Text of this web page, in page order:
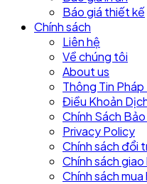
Báo giá thiết kế
Chính sách
Liên hệ
Về chúng tôi
About us
Thông Tin Pháp
Điều Khoản
Chính Sách
Privacy Policy
Chính sách đổi
Chính sách giao
Chính sách